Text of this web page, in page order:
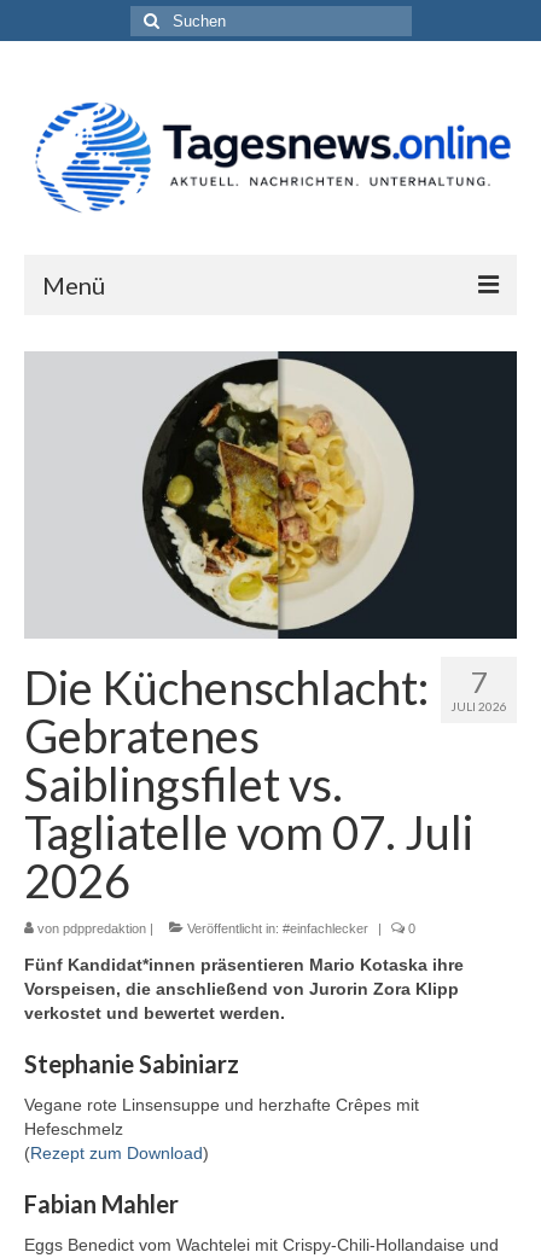
Suchen
nach:
Menü
Impressum
Datenschutzerklärung
7
JULI 2026
Die Küchenschlacht:
Gebratenes
Saiblingsfilet vs.
Tagliatelle vom 07. Juli
2026
von pdppredaktion | Veröffentlicht in: #einfachlecker | 0
Fünf Kandidat*innen präsentieren Mario Kotaska ihre
Vorspeisen, die anschließend von Jurorin Zora Klipp
verkostet und bewertet werden.
Stephanie Sabiniarz
Vegane rote Linsensuppe und herzhafte Crêpes mit
Hefeschmelz
(Rezept zum Download)
Fabian Mahler
Eggs Benedict vom Wachtelei mit Crispy-Chili-Hollandaise und